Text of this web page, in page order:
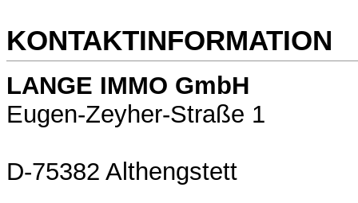
KONTAKTINFORMATION
LANGE IMMO GmbH
Eugen-Zeyher-Straße 1
D-75382 Althengstett